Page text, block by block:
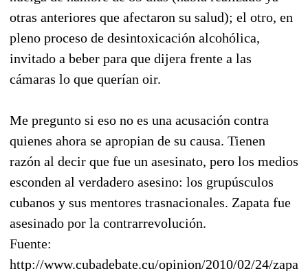
otras anteriores que afectaron su salud); el otro, en
pleno proceso de desintoxicación alcohólica,
invitado a beber para que dijera frente a las
cámaras lo que querían oir.
Me pregunto si eso no es una acusación contra
quienes ahora se apropian de su causa. Tienen
razón al decir que fue un asesinato, pero los medios
esconden al verdadero asesino: los grupúsculos
cubanos y sus mentores trasnacionales. Zapata fue
asesinado por la contrarrevolución.
Fuente:
http://www.cubadebate.cu/opinion/2010/02/24/